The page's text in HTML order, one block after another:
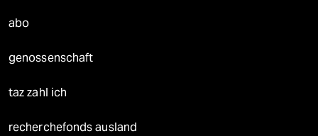
abo
genossenschaft
taz zahl ich
recherchefonds ausland